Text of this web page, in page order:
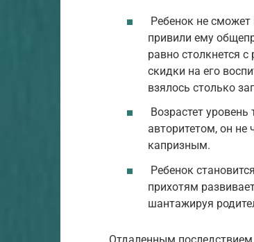
Ребенок не
привили ему
равно столкнется
скидки на его
взялось столько
Возрастет
авторитетом, он не
капризным.
Ребенок
прихотям
шантажируя